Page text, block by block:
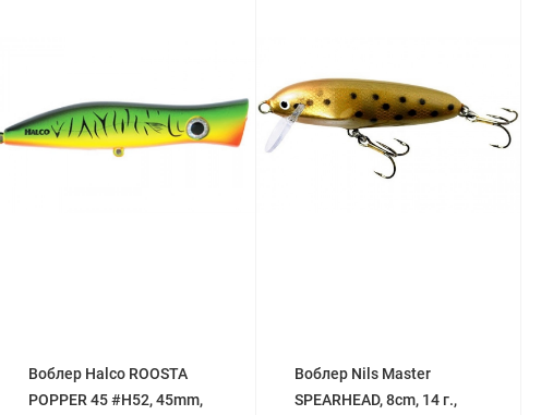
Воблер Halco ROOSTA
POPPER 45 #H52, 45mm,
Воблер Nils Master
SPEARHEAD, 8cm, 14 г.,